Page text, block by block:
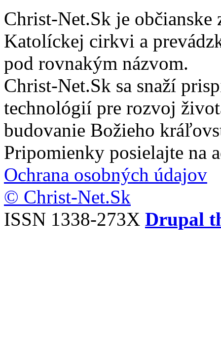
Christ-Net.Sk je
Katolíckej cirkvi a
pod rovnakým názvom.
Christ-Net.Sk sa snaží
technológií pre rozvoj
budovanie Božieho
Pripomienky posielajte na
Ochrana osobných údajov
© Christ-Net.Sk
ISSN 1338-273X Drupal